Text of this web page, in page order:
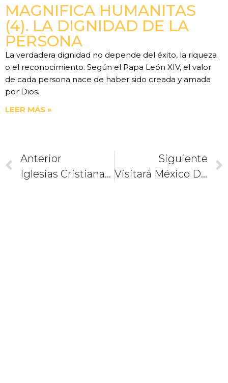
MAGNIFICA HUMANITAS
(4). LA DIGNIDAD DE LA
PERSONA
La verdadera dignidad no depende del éxito, la riqueza
o el reconocimiento. Según el Papa León XIV, el valor
de cada persona nace de haber sido creada y amada
por Dios.
LEER MÁS »
Anterior
Iglesias Cristianas Oran Juntas Por La Paz En Siria
Siguiente
Visitará México Dirigente De La Orden Del Santo Sepulcro